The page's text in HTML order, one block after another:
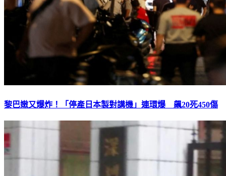
黎巴嫩又爆炸！「停產日本製對講機」連環爆 飆20死450傷